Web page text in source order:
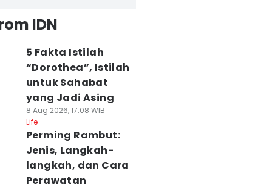
IDN
5 Fakta Istilah
“Dorothea”, Istilah
untuk Sahabat
yang Jadi Asing
8 Aug 2026, 17:08 WIB
Life
Perming Rambut:
Jenis, Langkah-
langkah, dan Cara
Perawatan